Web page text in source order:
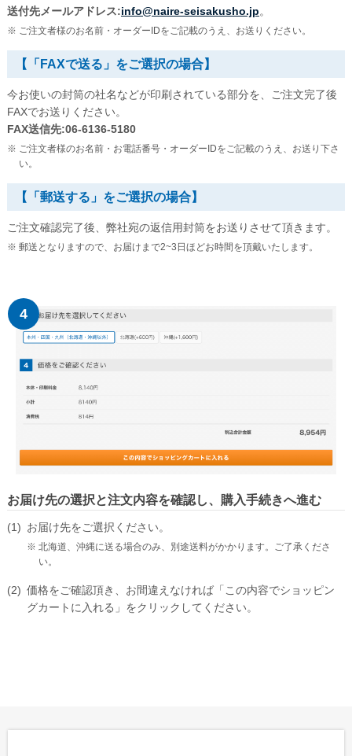
送付先メールアドレス:info@naire-seisakusho.jp。
ご注文者様のお名前・オーダーIDをご記載のうえ、お送りください。
【「FAXで送る」をご選択の場合】
今お使いの封筒の社名などが印刷されている部分を、ご注文完了後
FAXでお送りください。
FAX送信先:06-6136-5180
ご注文者様のお名前・お電話番号・オーダーIDをご記載のうえ、お送り下さ
い。
【「郵送する」をご選択の場合】
ご注文確認完了後、弊社宛の返信用封筒をお送りさせて頂きます。
郵送となりますので、お届けまで2~3日ほどお時間を頂戴いたします。
お届け先の選択と注文内容を確認し、購入手続きへ進む
お届け先をご選択ください。
北海道、沖縄に送る場合のみ、別途送料がかかります。ご了承くださ
い。
価格をご確認頂き、お間違えなければ「この内容でショッピン
グカートに入れる」をクリックしてください。